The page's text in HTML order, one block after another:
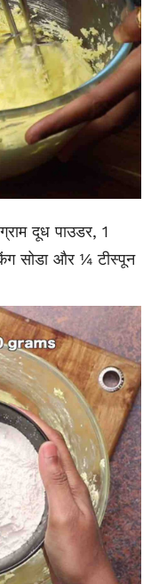
दूध पाउडर, 1
सोडा और ¼ टीस्पून